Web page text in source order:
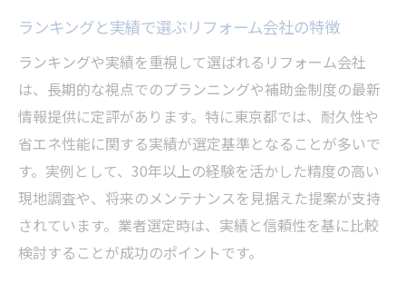
ランキングと実績で選ぶリフォーム会社の特徴
ランキングや実績を重視して選ばれるリフォーム会社
は、長期的な視点でのプランニングや補助金制度の最新
情報提供に定評があります。特に東京都では、耐久性や
省エネ性能に関する実績が選定基準となることが多いで
す。実例として、30年以上の経験を活かした精度の高い
現地調査や、将来のメンテナンスを見据えた提案が支持
されています。業者選定時は、実績と信頼性を基に比較
検討することが成功のポイントです。